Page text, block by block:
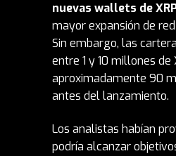
nuevas wallets de
mayor expansión de
Sin embargo, las
entre 1 y 10 millones de
aproximadamente 90
antes del lanzamiento.
Los analistas habían
podría alcanzar